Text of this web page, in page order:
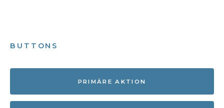
BUTTONS
PRIMÄRE AKTION